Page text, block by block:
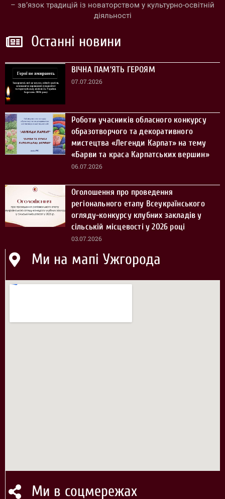
– зв’язок традицій із новаторством у культурно-освітній
діяльності
Останні новини
ВІЧНА ПАМ’ЯТЬ ГЕРОЯМ
07.07.2026
Роботи учасників обласного конкурсу
образотворчого та декоративного
мистецтва «Легенди Карпат» на тему
«Барви та краса Карпатських вершин»
06.07.2026
Оголошення про проведення
регіонального етапу Всеукраїнського
огляду-конкурсу клубних закладів у
сільській місцевості у 2026 році
03.07.2026
Ми на мапі Ужгорода
Ми в соцмережах